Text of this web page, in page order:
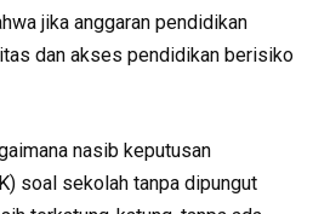
jika anggaran pendidikan
dan akses pendidikan berisiko
nasib keputusan
soal sekolah tanpa dipungut